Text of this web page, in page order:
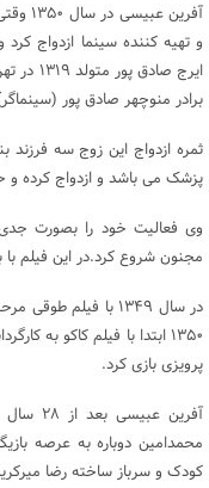
و تهیه کننده سینما ازدواج
ایرج
برادر منوچهر صادق پور (سینماگر) بوده
ثمره ازدواج این زوج سه
پزشک می باشد و ازدواج کرده و
مجنون شروع کرد.در این فیلم با
در سال ۱۳۴۹ با
۱۳۵۰ ابتدا با فیلم کاکو
پرویزی بازی کرد.
محمدامین دوباره به عرصه
کودک و سرباز ساخته رضا